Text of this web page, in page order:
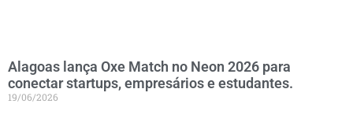
Alagoas lança Oxe Match no Neon 2026 para
conectar startups, empresários e estudantes.
19/06/2026